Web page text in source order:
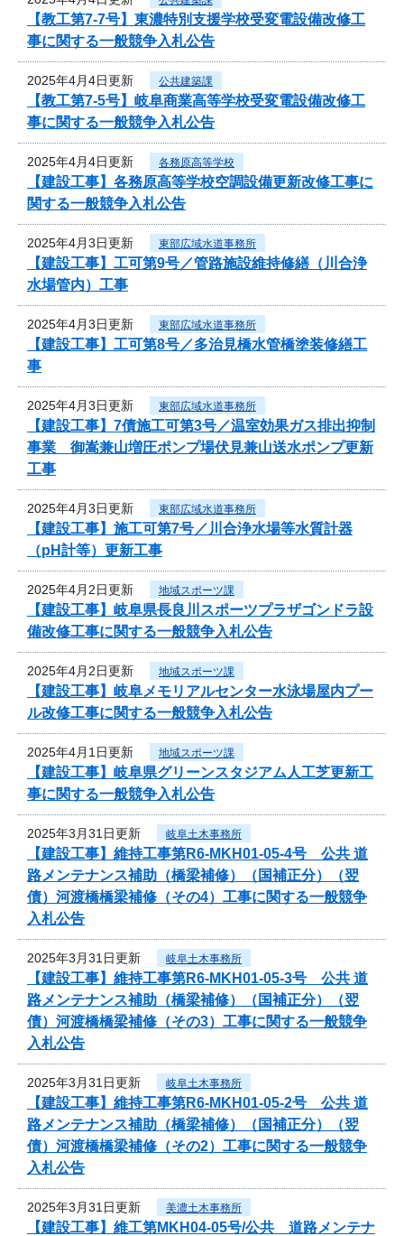
【教工第7-7号】東濃特別支援学校受変電設備改修工
事に関する一般競争入札公告
2025年4月4日更新 公共建築課
【教工第7-5号】岐阜商業高等学校受変電設備改修工
事に関する一般競争入札公告
2025年4月4日更新 各務原高等学校
【建設工事】各務原高等学校空調設備更新改修工事に
関する一般競争入札公告
2025年4月3日更新 東部広域水道事務所
【建設工事】工可第9号／管路施設維持修繕（川合浄
水場管内）工事
2025年4月3日更新 東部広域水道事務所
【建設工事】工可第8号／多治見橋水管橋塗装修繕工
事
2025年4月3日更新 東部広域水道事務所
【建設工事】7債施工可第3号／温室効果ガス排出抑制
事業 御嵩兼山増圧ポンプ場伏見兼山送水ポンプ更新
工事
2025年4月3日更新 東部広域水道事務所
【建設工事】施工可第7号／川合浄水場等水質計器
（pH計等）更新工事
2025年4月2日更新 地域スポーツ課
【建設工事】岐阜県長良川スポーツプラザゴンドラ設
備改修工事に関する一般競争入札公告
2025年4月2日更新 地域スポーツ課
【建設工事】岐阜メモリアルセンター水泳場屋内プー
ル改修工事に関する一般競争入札公告
2025年4月1日更新 地域スポーツ課
【建設工事】岐阜県グリーンスタジアム人工芝更新工
事に関する一般競争入札公告
2025年3月31日更新 岐阜土木事務所
【建設工事】維持工事第R6-MKH01-05-4号 公共 道
路メンテナンス補助（橋梁補修）（国補正分）（翌
債）河渡橋橋梁補修（その4）工事に関する一般競争
入札公告
2025年3月31日更新 岐阜土木事務所
【建設工事】維持工事第R6-MKH01-05-3号 公共 道
路メンテナンス補助（橋梁補修）（国補正分）（翌
債）河渡橋橋梁補修（その3）工事に関する一般競争
入札公告
2025年3月31日更新 岐阜土木事務所
【建設工事】維持工事第R6-MKH01-05-2号 公共 道
路メンテナンス補助（橋梁補修）（国補正分）（翌
債）河渡橋橋梁補修（その2）工事に関する一般競争
入札公告
2025年3月31日更新 美濃土木事務所
【建設工事】維工第MKH04-05号/公共 道路メンテナ